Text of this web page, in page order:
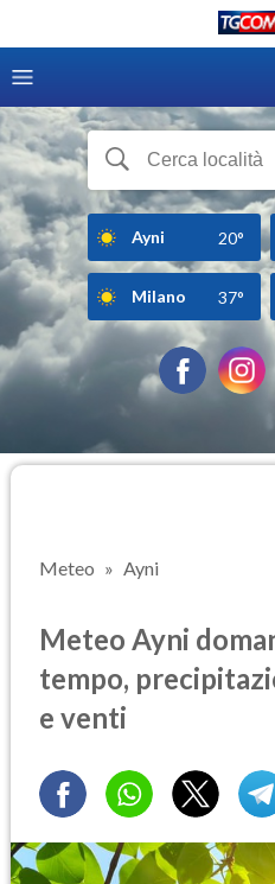
Ayni 20°
Milano 37°
Meteo Ayni
Meteo Ayni
tempo,
e venti